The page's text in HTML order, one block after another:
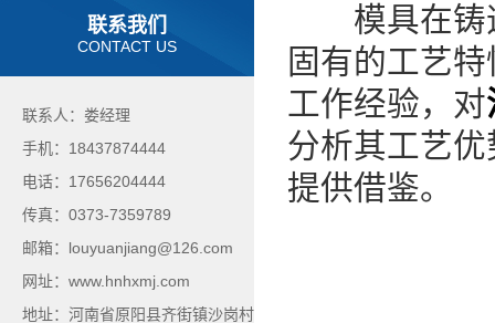
联系我们
CONTACT US
联系人：娄经理
手机：18437874444
电话：17656204444
传真：0373-7359789
邮箱：louyuanjiang@126.com
网址：www.hnhxmj.com
地址：河南省原阳县齐街镇沙岗村
模具在铸造
固有的工艺
工作经验，对
分析其工艺
提供借鉴。